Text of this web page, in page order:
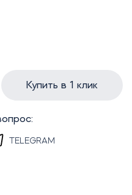
Купить в 1 клик
TELEGRAM